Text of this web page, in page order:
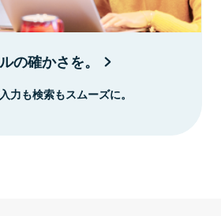
の確かさを。
力も検索もスムーズに。